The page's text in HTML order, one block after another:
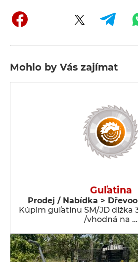
Mohlo by Vás zajímat
Guľatina
Prodej / Nabídka >
Kúpim guľatinu SM/JD dlžka
/vhodná na …